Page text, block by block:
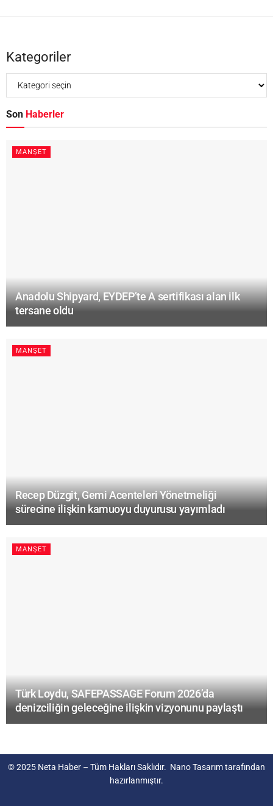
Kategoriler
Son Haberler
MANŞET
Anadolu Shipyard, EYDEP’te A sertifikası alan ilk
tersane oldu
MANŞET
Recep Düzgit, Gemi Acenteleri Yönetmeliği
sürecine ilişkin kamuoyu duyurusu yayımladı
MANŞET
Türk Loydu, SAFEPASSAGE Forum 2026’da
denizciliğin geleceğine ilişkin vizyonunu paylaştı
© 2025 Neta Haber – Tüm Hakları Saklıdır. Nano Tasarımtarafından
hazırlanmıştır.